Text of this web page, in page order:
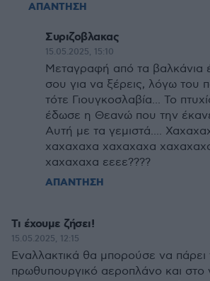
ΑΠΑΝΤΗΣΗ
Συριζοβλακας
15.05.2025, 15:10
Μεταγραφή από τα βαλκάνια
σου για να ξέρεις, λόγω του
τότε Γιουγκοσλαβία... Το
έδωσε η Θεανώ που την
Αυτή με τα γεμιστά....
χαχαχαχα χαχαχαχα
χαχαχαχα εεεε????
ΑΠΑΝΤΗΣΗ
Τι έχουμε ζήσει!
15.05.2025, 12:15
Εναλλακτικά θα μπορούσε να πάρει
πρωθυπουργικό αεροπλάνο και στο